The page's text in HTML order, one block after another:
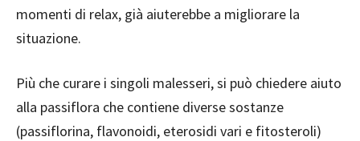
momenti di relax, già aiuterebbe a migliorare la
situazione.
Più che curare i singoli malesseri, si può chiedere aiuto
alla passiflora che contiene diverse sostanze
(passiflorina, flavonoidi, eterosidi vari e fitosteroli)